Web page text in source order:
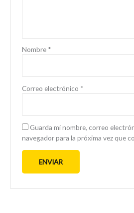
Nombre *
Correo electrónico *
Guarda mi nombre, correo
navegador para la próxima vez que